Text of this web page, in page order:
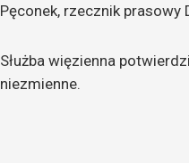
Pęconek, rzecznik prasowy
Służba więzienna
niezmienne.